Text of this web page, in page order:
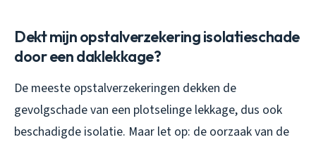
Dekt mijn opstalverzekering isolatieschade
door een daklekkage?
De meeste opstalverzekeringen dekken de
gevolgschade van een plotselinge lekkage, dus ook
beschadigde isolatie. Maar let op: de oorzaak van de